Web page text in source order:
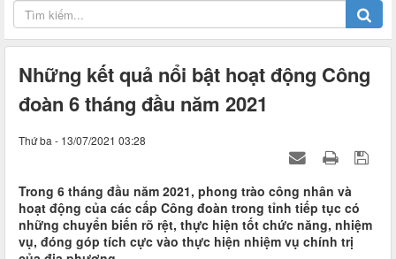
Những kết quả nổi bật hoạt động Công
đoàn 6 tháng đầu năm 2021
Thứ ba - 13/07/2021 03:28
Trong 6 tháng đầu năm 2021, phong trào công nhân và
hoạt động của các cấp Công đoàn trong tỉnh tiếp tục có
những chuyển biến rõ rệt, thực hiện tốt chức năng, nhiệm
vụ, đóng góp tích cực vào thực hiện nhiệm vụ chính trị